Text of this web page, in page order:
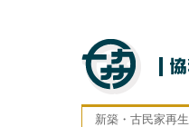
新築・古民家再生